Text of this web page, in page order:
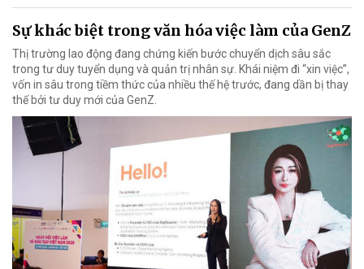
Sự khác biệt trong văn hóa việc làm của GenZ
Thị trường lao động đang chứng kiến bước chuyển dịch sâu sắc
trong tư duy tuyển dụng và quản trị nhân sự. Khái niệm đi “xin việc”,
vốn in sâu trong tiềm thức của nhiều thế hệ trước, đang dần bị thay
thế bởi tư duy mới của GenZ.